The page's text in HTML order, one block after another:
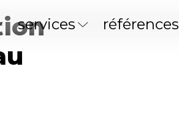
services références